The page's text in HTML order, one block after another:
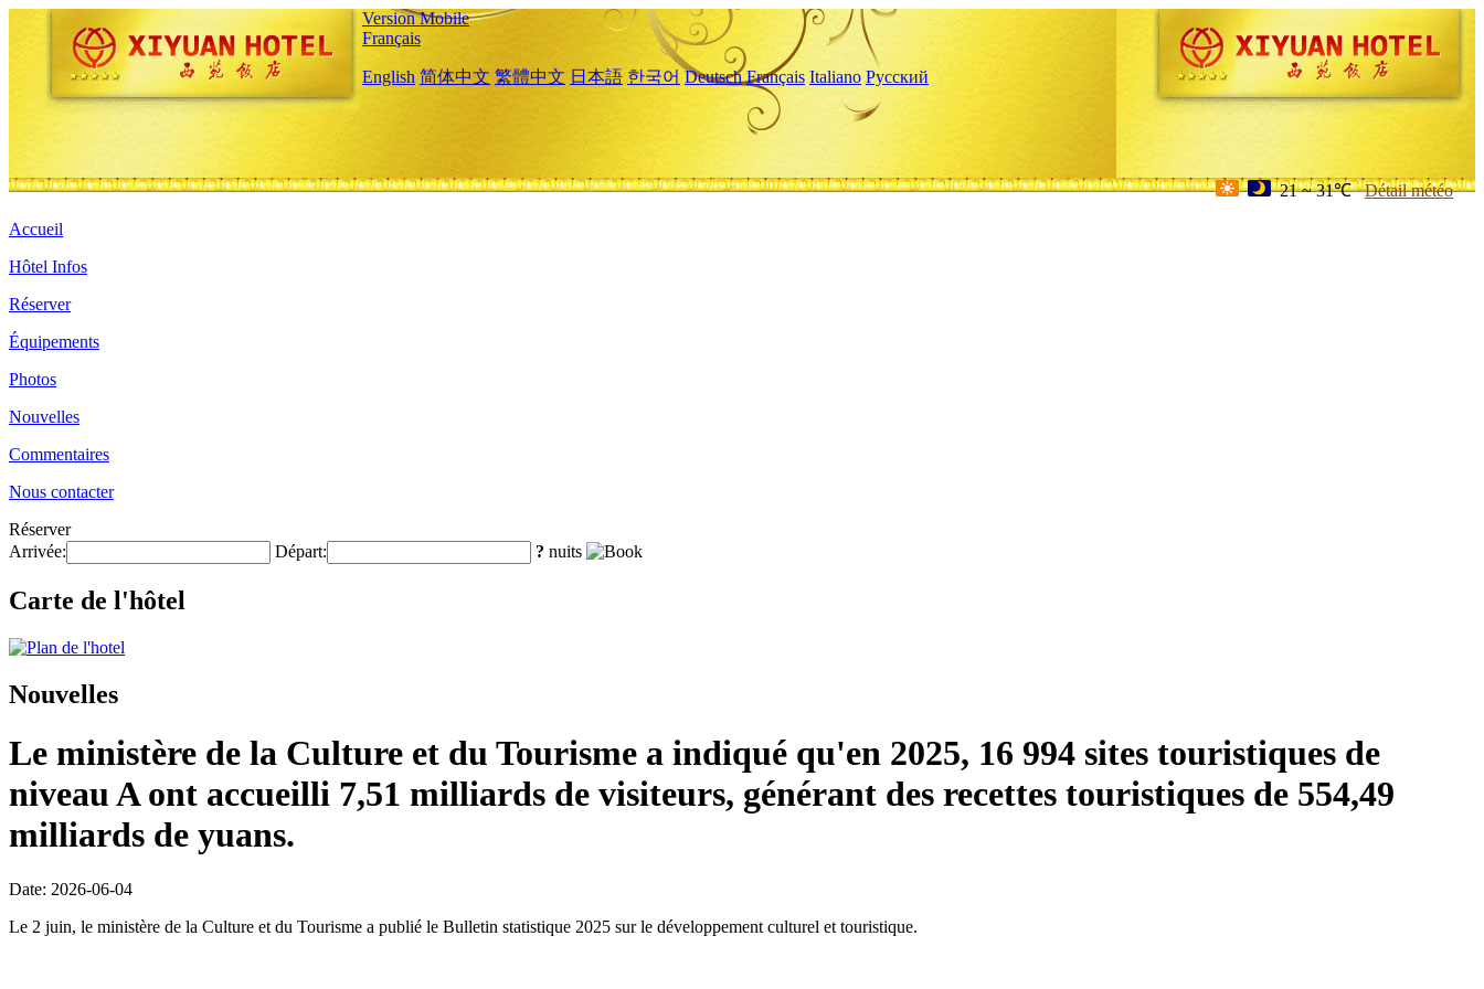
Version Mobile
Français
English 简体中文 繁體中文 日本語 한국어 Deutsch Français Italiano Русский
21 ~ 31℃ Détail météo
Accueil
Hôtel Infos
Réserver
Équipements
Photos
Nouvelles
Commentaires
Nous contacter
Réserver
Arrivée:
Départ: ? nuits
Carte de l'hôtel
Nouvelles
Le ministère de la Culture et du Tourisme a indiqué qu'en 2025, 16 994 sites touristiques de
niveau A ont accueilli 7,51 milliards de visiteurs, générant des recettes touristiques de 554,49
milliards de yuans.
Date: 2026-06-04
Le 2 juin, le ministère de la Culture et du Tourisme a publié le Bulletin statistique 2025 sur le développement culturel et touristique.